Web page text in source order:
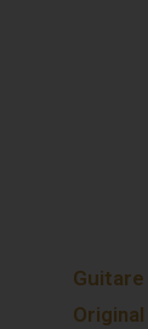
Guitare